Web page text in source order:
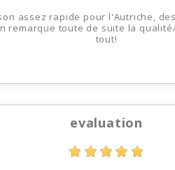
assez rapide pour l'Autriche,
remarque toute de suite la
tout!
evaluation